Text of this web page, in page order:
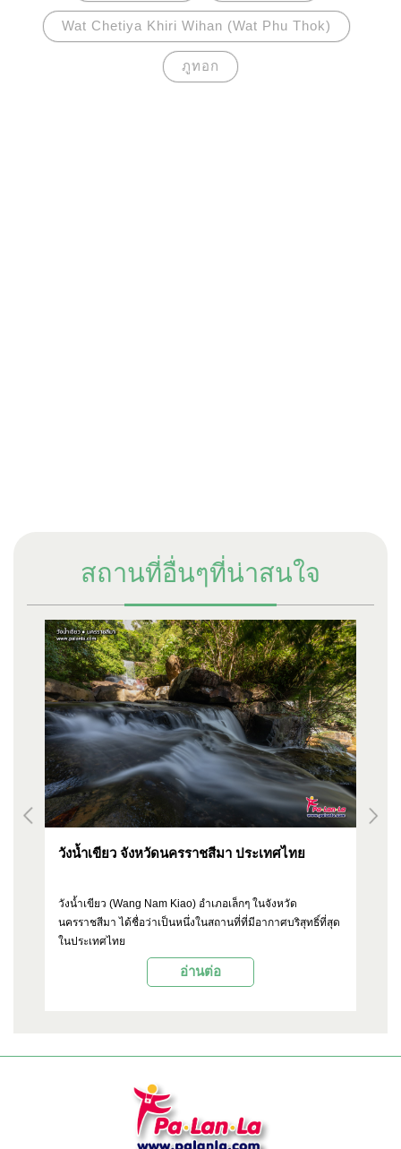
Wat Chetiya Khiri Wihan (Wat Phu Thok)
ภูทอก
สถานที่อื่นๆที่น่าสนใจ
วังน้ำเขียว จังหวัดนครราชสีมา ประเทศไทย
วังน้ำเขียว (Wang Nam Kiao) อำเภอเล็กๆ ในจังหวัด
นครราชสีมา ได้ชื่อว่าเป็นหนึ่งในสถานที่ที่มีอากาศบริสุทธิ์ที่สุด
ในประเทศไทย
อ่านต่อ